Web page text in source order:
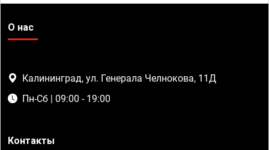
О нас
Калининград, ул. Генерала Челнокова, 11Д
Пн-Сб | 09:00 - 19:00
Контакты